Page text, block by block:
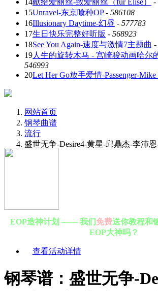
14献给爱丽丝-致爱丽丝（für Elise） -
15Unravel-东京喰种OP- 586108
16Illusionary Daytime-幻昼 - 577783
17生日快乐完整好听版 - 568923
18See You Again-速度与激情7主题曲 -
19人生的旋转木马 - 宫崎骏动画哈尔
546993
20Let Her Go放手爱情-Passenger-Mike
网站首页
钢琴曲谱
流行
盛世无争-Desire4-黄星-邱鼎杰-李沛
EOP造神计划 —— 我们免费送你教程和
EOP大神吗？
查看活动详情
钢琴谱：盛世无争-